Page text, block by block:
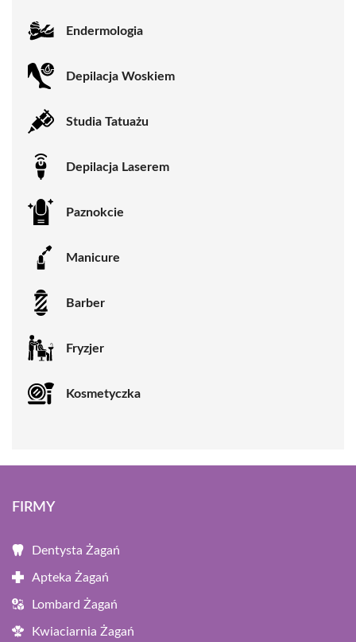
Endermologia
Depilacja Woskiem
Studia Tatuażu
Depilacja Laserem
Paznokcie
Manicure
Barber
Fryzjer
Kosmetyczka
FIRMY
Dentysta Żagań
Apteka Żagań
Lombard Żagań
Kwiaciarnia Żagań